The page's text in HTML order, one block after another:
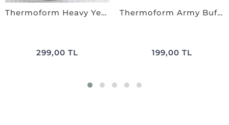
Thermoform Heavy Yetıskın Boyunluk SİYAH
299,00 TL
Thermoform Army Buff HAKİ
199,00 TL